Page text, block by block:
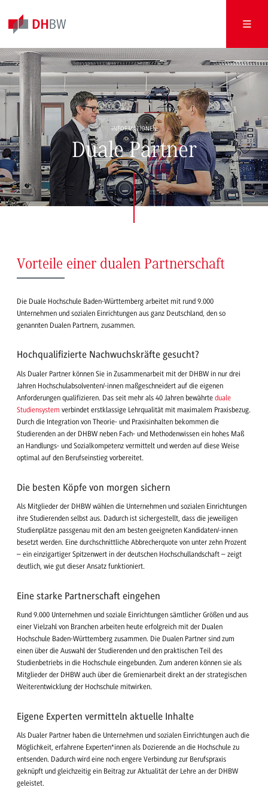
INFORMATIONEN
Duale Partner
Vorteile einer dualen Partnerschaft
Die Duale Hochschule Baden-Württemberg arbeitet mit rund 9.000
Unternehmen und sozialen Einrichtungen aus ganz Deutschland, den so
genannten Dualen Partnern, zusammen.
Hochqualifizierte Nachwuchskräfte gesucht?
Als Dualer Partner können Sie in Zusammenarbeit mit der DHBW in nur drei
Jahren Hochschulabsolventen/-innen maßgeschneidert auf die eigenen
Anforderungen qualifizieren. Das seit mehr als 40 Jahren bewährte duale
Studiensystem verbindet erstklassige Lehrqualität mit maximalem Praxisbezug.
Durch die Integration von Theorie- und Praxisinhalten bekommen die
Studierenden an der DHBW neben Fach- und Methodenwissen ein hohes Maß
an Handlungs- und Sozialkompetenz vermittelt und werden auf diese Weise
optimal auf den Berufseinstieg vorbereitet.
Die besten Köpfe von morgen sichern
Als Mitglieder der DHBW wählen die Unternehmen und sozialen Einrichtungen
ihre Studierenden selbst aus. Dadurch ist sichergestellt, dass die jeweiligen
Studienplätze passgenau mit den am besten geeigneten Kandidaten/-innen
besetzt werden. Eine durchschnittliche Abbrecherquote von unter zehn Prozent
– ein einzigartiger Spitzenwert in der deutschen Hochschullandschaft – zeigt
deutlich, wie gut dieser Ansatz funktioniert.
Eine starke Partnerschaft eingehen
Rund 9.000 Unternehmen und soziale Einrichtungen sämtlicher Größen und aus
einer Vielzahl von Branchen arbeiten heute erfolgreich mit der Dualen
Hochschule Baden-Württemberg zusammen. Die Dualen Partner sind zum
einen über die Auswahl der Studierenden und den praktischen Teil des
Studienbetriebs in die Hochschule eingebunden. Zum anderen können sie als
Mitglieder der DHBW auch über die Gremienarbeit direkt an der strategischen
Weiterentwicklung der Hochschule mitwirken.
Eigene Experten vermitteln aktuelle Inhalte
Als Dualer Partner haben die Unternehmen und sozialen Einrichtungen auch die
Möglichkeit, erfahrene Experten*innen als Dozierende an die Hochschule zu
entsenden. Dadurch wird eine noch engere Verbindung zur Berufspraxis
geknüpft und gleichzeitig ein Beitrag zur Aktualität der Lehre an der DHBW
geleistet.